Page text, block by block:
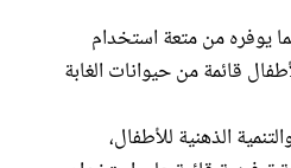
يوفره من متعة استخدام
قائمة من حيوانات الغابة
الذهنية للأطفال،